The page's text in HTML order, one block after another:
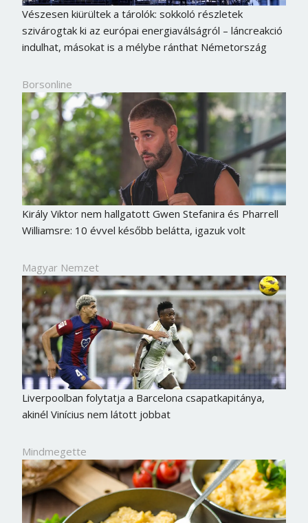
Vészesen kiürültek a tárolók: sokkoló részletek
szivárogtak ki az európai energiaválságról – láncreakció
indulhat, másokat is a mélybe ránthat Németország
Borsonline
Király Viktor nem hallgatott Gwen Stefanira és Pharrell
Williamsre: 10 évvel később belátta, igazuk volt
Magyar Nemzet
Liverpoolban folytatja a Barcelona csapatkapitánya,
akinél Vinícius nem látott jobbat
Mindmegette